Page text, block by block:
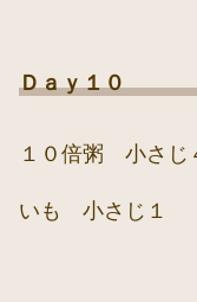
Ｄａｙ１０
１０倍粥 小さじ
いも 小さじ１